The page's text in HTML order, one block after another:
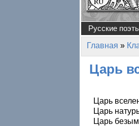
Русские
Вы здесь
Главная »
Царь
Царь
Царь
Царь